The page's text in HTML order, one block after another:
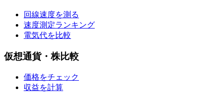
回線速度を測る
速度測定ランキング
電気代を比較
仮想通貨・株比較
価格をチェック
収益を計算